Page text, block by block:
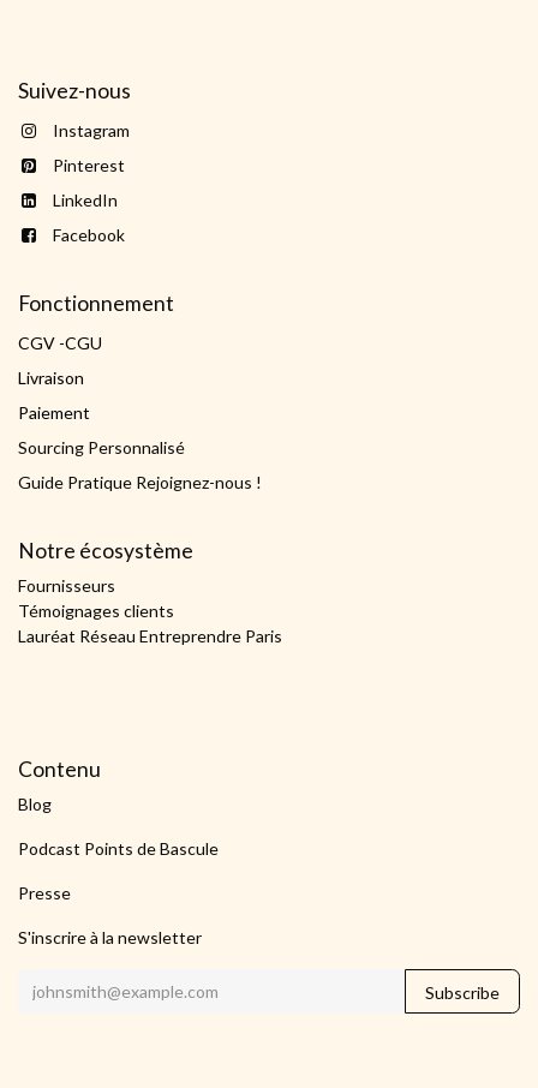
Suivez-nous
Instagram
Pinterest
LinkedIn
Facebook
Fonctionnement
CGV -CGU
Livraison
Paiement
Sourcing Personnalisé
Guide Pratique Rejoignez-nous !
Notre écosystème
Fournisseurs
Témoignages clients
Lauréat Réseau Entreprendre Paris
Contenu
Blog
Podcast Points de Bascule
Presse
S'inscrire à la newsletter
Subscribe